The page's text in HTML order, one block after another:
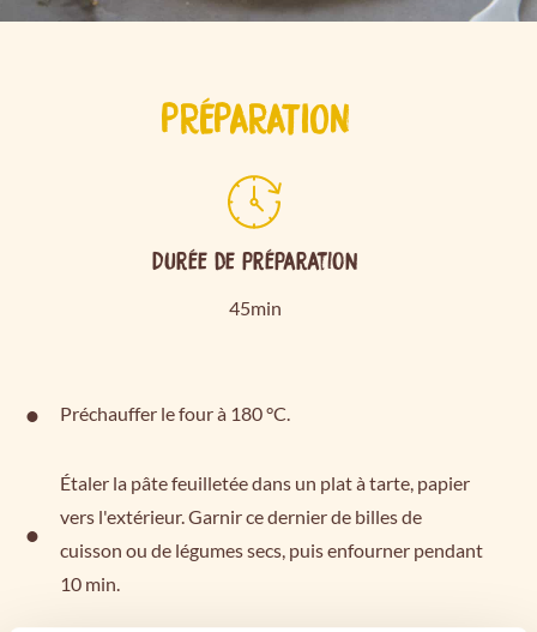
PRÉPARATION
Durée de préparation
45min
Préchauffer le four à 180 °C.
Étaler la pâte feuilletée dans un plat à tarte, papier
vers l'extérieur. Garnir ce dernier de billes de
cuisson ou de légumes secs, puis enfourner pendant
10 min.